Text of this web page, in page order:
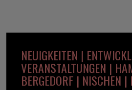
NEUIGKEITEN |
VERANSTALTUNGEN |
BERGEDORF | NISCHEN |